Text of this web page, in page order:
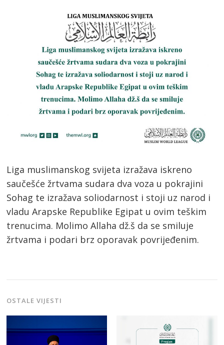
Liga muslimanskog svijeta izražava iskreno
saučešće žrtvama sudara dva voza u pokrajini
Sohag te izražava soliodarnost i stoji uz narod i
vladu Arapske Republike Egipat u ovim teškim
trenucima. Molimo Allaha dž.š da se smiluje
žrtvama i podari brz oporavak povrijeđenim.
OSTALE VIJESTI